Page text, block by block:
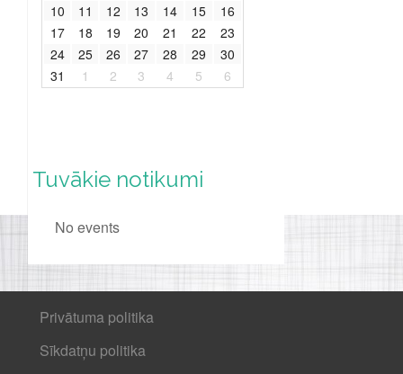
10
11 12 13 14 15
16
17
18 19 20 21 22
23
24
25 26 27 28 29
30
31
1 2 3 4 5 6
Tuvākie notikumi
No events
Privātuma politika
Sīkdatņu politika